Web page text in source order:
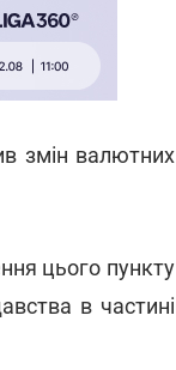
змін валютних
цього пункту
в частині